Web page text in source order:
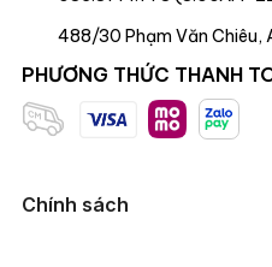
Chính sách
488/30 Phạm Văn Chiêu,
PHƯƠNG THỨC THANH